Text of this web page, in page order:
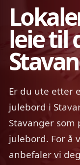
leie til
Er du ute etter
julebord i
Stavanger som
julebord. For å
anbefaler vi